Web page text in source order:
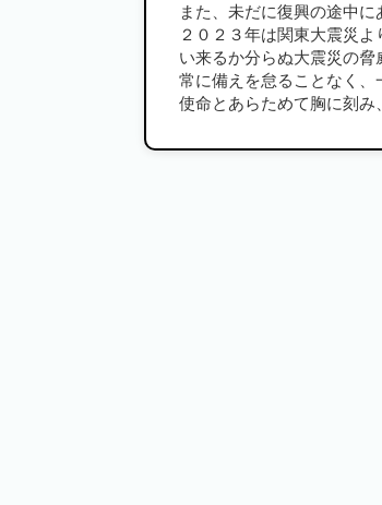
また、未だに復興の途中
２０２３年は関東大震災
い来るか分らぬ大震災の脅
常に備えを怠ることなく
使命とあらためて胸に刻み